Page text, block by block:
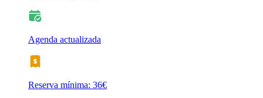
Agenda actualizada
Reserva mínima: 36€